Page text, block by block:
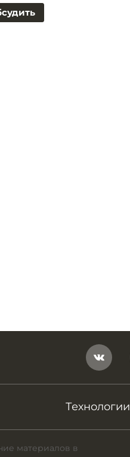
Технологии
материалов в